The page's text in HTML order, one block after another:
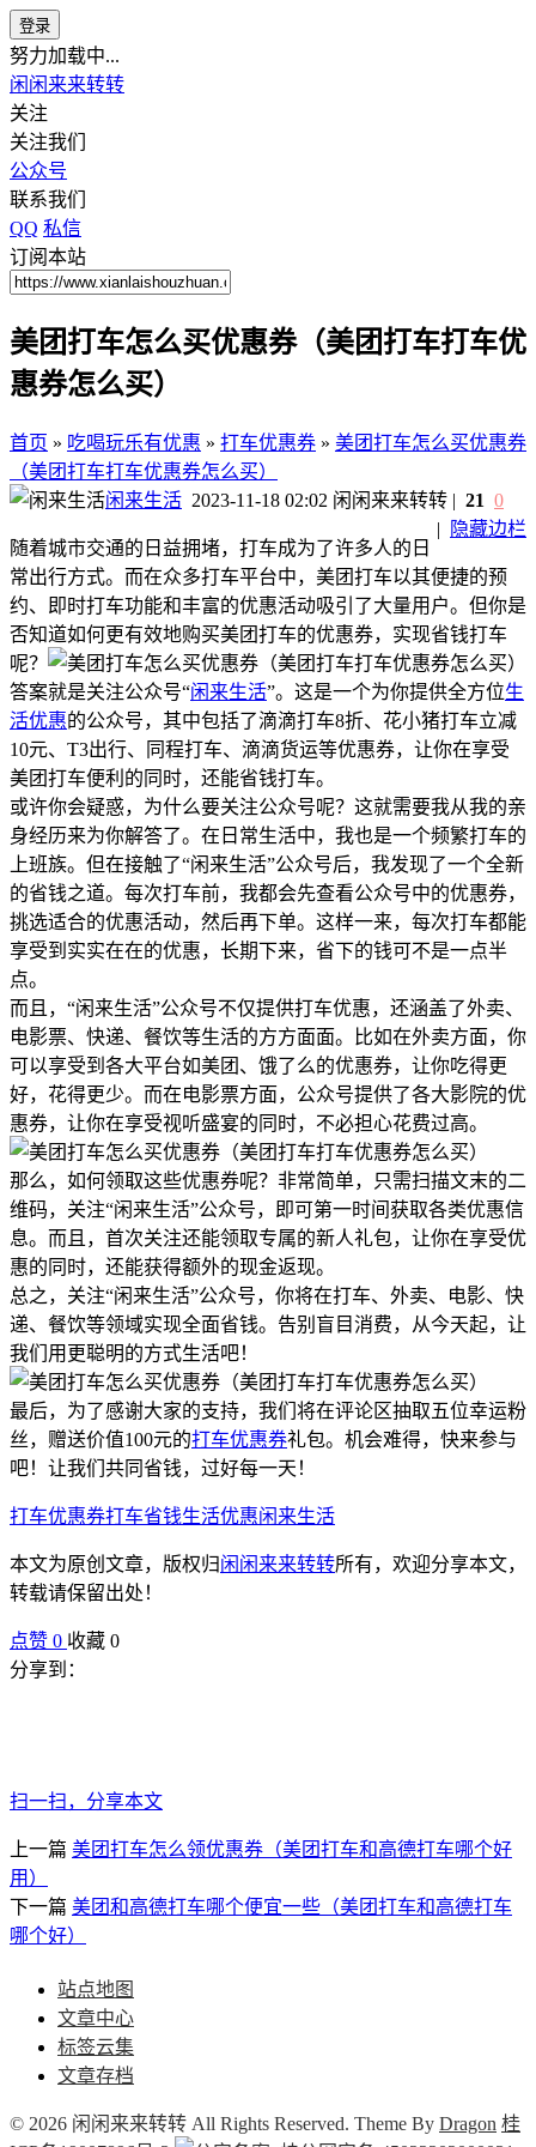
登录
努力加载中...
闲闲来来转转
关注
关注我们
公众号
联系我们
QQ 私信
订阅本站
美团打车怎么买优惠券（美团打车打车优
惠券怎么买）
首页 » 吃喝玩乐有优惠 » 打车优惠券 » 美团打车怎么买优惠券
（美团打车打车优惠券怎么买）
闲来生活 2023-11-18 02:02 闲闲来来转转
|
隐藏边栏
| 21 0
随着城市交通的日益拥堵，打车成为了许多人的日
常出行方式。而在众多打车平台中，美团打车以其便捷的预
约、即时打车功能和丰富的优惠活动吸引了大量用户。但你是
否知道如何更有效地购买美团打车的优惠券，实现省钱打车
呢？
答案就是关注公众号“闲来生活”。这是一个为你提供全方位生
活优惠的公众号，其中包括了滴滴打车8折、花小猪打车立减
10元、T3出行、同程打车、滴滴货运等优惠券，让你在享受
美团打车便利的同时，还能省钱打车。
或许你会疑惑，为什么要关注公众号呢？这就需要我从我的亲
身经历来为你解答了。在日常生活中，我也是一个频繁打车的
上班族。但在接触了“闲来生活”公众号后，我发现了一个全新
的省钱之道。每次打车前，我都会先查看公众号中的优惠券，
挑选适合的优惠活动，然后再下单。这样一来，每次打车都能
享受到实实在在的优惠，长期下来，省下的钱可不是一点半
点。
而且，“闲来生活”公众号不仅提供打车优惠，还涵盖了外卖、
电影票、快递、餐饮等生活的方方面面。比如在外卖方面，你
可以享受到各大平台如美团、饿了么的优惠券，让你吃得更
好，花得更少。而在电影票方面，公众号提供了各大影院的优
惠券，让你在享受视听盛宴的同时，不必担心花费过高。
那么，如何领取这些优惠券呢？非常简单，只需扫描文末的二
维码，关注“闲来生活”公众号，即可第一时间获取各类优惠信
息。而且，首次关注还能领取专属的新人礼包，让你在享受优
惠的同时，还能获得额外的现金返现。
总之，关注“闲来生活”公众号，你将在打车、外卖、电影、快
递、餐饮等领域实现全面省钱。告别盲目消费，从今天起，让
我们用更聪明的方式生活吧！
最后，为了感谢大家的支持，我们将在评论区抽取五位幸运粉
丝，赠送价值100元的打车优惠券礼包。机会难得，快来参与
吧！让我们共同省钱，过好每一天！
打车优惠券打车省钱生活优惠闲来生活
本文为原创文章，版权归闲闲来来转转所有，欢迎分享本文，
转载请保留出处！
点赞 0 收藏 0
分享到：
扫一扫，分享本文
上一篇 美团打车怎么领优惠券（美团打车和高德打车哪个好
用）
下一篇 美团和高德打车哪个便宜一些（美团打车和高德打车
哪个好）
站点地图
文章中心
标签云集
文章存档
© 2026 闲闲来来转转 All Rights Reserved. Theme By Dragon 桂